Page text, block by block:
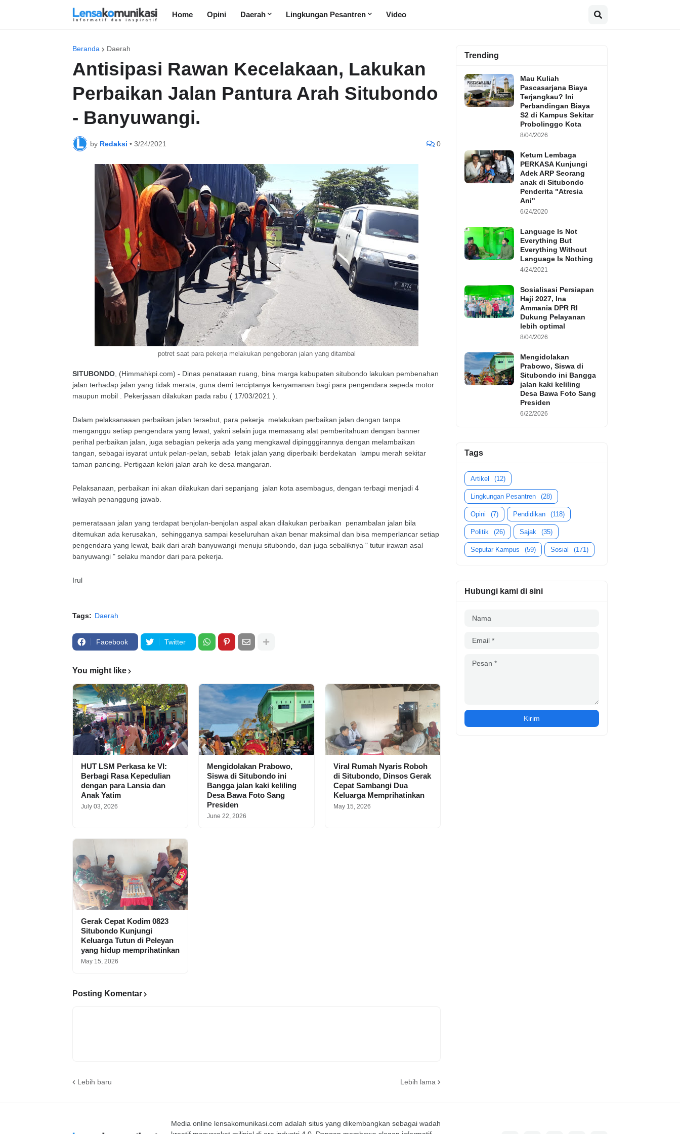
Home Opini Daerah Lingkungan Pesantren Video
Beranda Daerah
Antisipasi Rawan Kecelakaan, Lakukan
Perbaikan Jalan Pantura Arah Situbondo
- Banyuwangi.
by Redaksi • 3/24/2021 0
potret saat para pekerja melakukan pengeboran jalan yang ditambal
SITUBONDO , (Himmahkpi.com) - Dinas penataaan ruang, bina marga kabupaten situbondo lakukan pembenahan
jalan terhadap jalan yang tidak merata, guna demi terciptanya kenyamanan bagi para pengendara sepeda motor
maupun mobil . Pekerjaaan dilakukan pada rabu ( 17/03/2021 ).
Dalam pelaksanaaan perbaikan jalan tersebut, para pekerja melakukan perbaikan jalan dengan tanpa
menganggu setiap pengendara yang lewat, yakni selain juga memasang alat pemberitahuan dengan banner
perihal perbaikan jalan, juga sebagian pekerja ada yang mengkawal dipingggirannya dengan melambaikan
tangan, sebagai isyarat untuk pelan-pelan, sebab letak jalan yang diperbaiki berdekatan lampu merah sekitar
taman pancing. Pertigaan kekiri jalan arah ke desa mangaran.
Pelaksanaan, perbaikan ini akan dilakukan dari sepanjang jalan kota asembagus, dengan terbagi menjadi 4
wilayah penanggung jawab.
pemerataaan jalan yang terdapat benjolan-benjolan aspal akan dilakukan perbaikan penambalan jalan bila
ditemukan ada kerusakan, sehingganya sampai keseluruhan akan benar maksimal dan bisa memperlancar setiap
pengendara yang lewat, baik dari arah banyuwangi menuju situbondo, dan juga sebaliknya " tutur irawan asal
banyuwangi " selaku mandor dari para pekerja.
Irul
Tags: Daerah
Facebook Twitter
You might like
HUT LSM Perkasa ke VI:
Berbagi Rasa Kepedulian
dengan para Lansia dan
Anak Yatim
July 03, 2026
Mengidolakan Prabowo,
Siswa di Situbondo ini
Bangga jalan kaki keliling
Desa Bawa Foto Sang
Presiden
June 22, 2026
Viral Rumah Nyaris Roboh
di Situbondo, Dinsos Gerak
Cepat Sambangi Dua
Keluarga Memprihatinkan
May 15, 2026
Gerak Cepat Kodim 0823
Situbondo Kunjungi
Keluarga Tutun di Peleyan
yang hidup memprihatinkan
May 15, 2026
Posting Komentar
Lebih baru Lebih lama
Trending
Mau Kuliah
Pascasarjana Biaya
Terjangkau? Ini
Perbandingan Biaya
S2 di Kampus Sekitar
Probolinggo Kota
8/04/2026
Ketum Lembaga
PERKASA Kunjungi
Adek ARP Seorang
anak di Situbondo
Penderita "Atresia
Ani"
6/24/2020
Language Is Not
Everything But
Everything Without
Language Is Nothing
4/24/2021
Sosialisasi Persiapan
Haji 2027, Ina
Ammania DPR RI
Dukung Pelayanan
lebih optimal
8/04/2026
Mengidolakan
Prabowo, Siswa di
Situbondo ini Bangga
jalan kaki keliling
Desa Bawa Foto Sang
Presiden
6/22/2026
Tags
Artikel (12)
Lingkungan Pesantren (28)
Opini (7) Pendidikan (118)
Politik (26) Sajak (35)
Seputar Kampus (59) Sosial (171)
Hubungi kami di sini
Media online lensakomunikasi.com adalah situs yang dikembangkan sebagai wadah